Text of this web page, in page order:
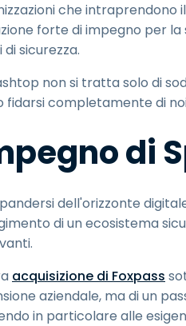
che
forte di impegno per
sicurezza.
non si tratta solo di
fidarsi completamente di
di
dell'orizzonte
di un ecosistema
acquisizione di Foxpass
aziendale, ma di un
in particolare alle